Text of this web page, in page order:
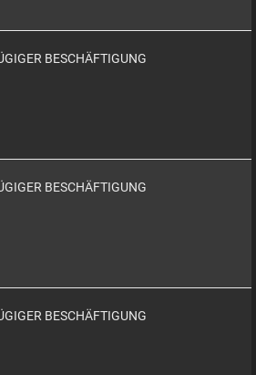
BESCHÄFTIGUNG
BESCHÄFTIGUNG
BESCHÄFTIGUNG